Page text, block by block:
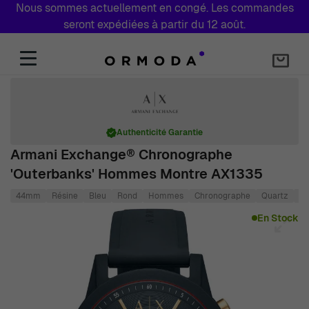
Nous sommes actuellement en congé. Les commandes
seront expédiées à partir du 12 août.
Armani Exchange® Chronographe
'Outerbanks' Hommes Montre AX1335
Authenticité Garantie
44mm Résine Bleu Rond Hommes Chronographe Quartz
En Stock
Click to view image in fullscreen